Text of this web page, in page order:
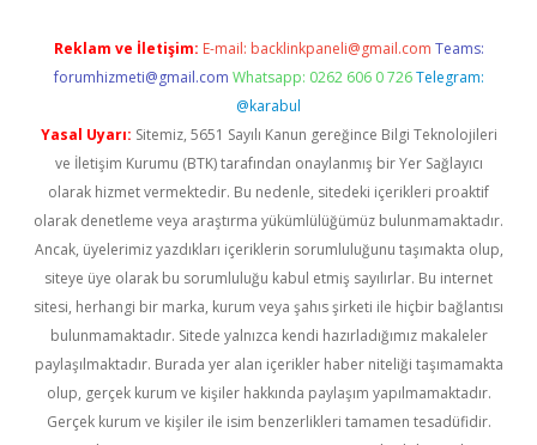
Reklam ve İletişim: E-mail: backlinkpaneli@gmail.com Teams:
forumhizmeti@gmail.com Whatsapp: 0262 606 0 726 Telegram:
@karabul
Yasal Uyarı: Sitemiz, 5651 Sayılı Kanun gereğince Bilgi Teknolojileri
ve İletişim Kurumu (BTK) tarafından onaylanmış bir Yer Sağlayıcı
olarak hizmet vermektedir. Bu nedenle, sitedeki içerikleri proaktif
olarak denetleme veya araştırma yükümlülüğümüz bulunmamaktadır.
Ancak, üyelerimiz yazdıkları içeriklerin sorumluluğunu taşımakta olup,
siteye üye olarak bu sorumluluğu kabul etmiş sayılırlar. Bu internet
sitesi, herhangi bir marka, kurum veya şahıs şirketi ile hiçbir bağlantısı
bulunmamaktadır. Sitede yalnızca kendi hazırladığımız makaleler
paylaşılmaktadır. Burada yer alan içerikler haber niteliği taşımamakta
olup, gerçek kurum ve kişiler hakkında paylaşım yapılmamaktadır.
Gerçek kurum ve kişiler ile isim benzerlikleri tamamen tesadüfidir.